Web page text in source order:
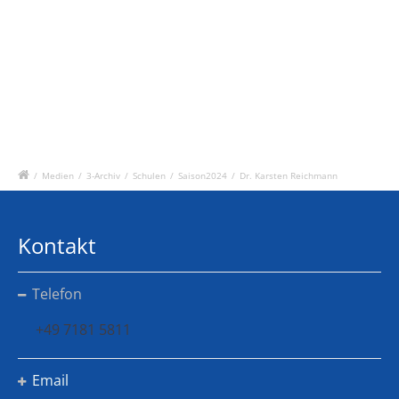
/ Medien / 3-Archiv / Schulen / Saison2024 / Dr. Karsten Reichmann
Kontakt
Telefon
+49 7181 5811
Email